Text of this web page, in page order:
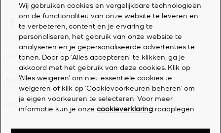
KLANTENSERVICE
MIJN ACCOUNT
BEDRIJF
Wij gebruiken cookies en vergelijkbare technologieën
om de functionaliteit van onze website te leveren en
te verbeteren, content en je ervaring te
personaliseren, het gebruik van onze website te
analyseren en je gepersonaliseerde advertenties te
tonen. Door op 'Alles accepteren' te klikken, ga je
akkoord met het gebruik van deze cookies. Klik op
‘Alles weigeren’ om niet-essentiële cookies te
weigeren of klik op ‘Cookievoorkeuren beheren’ om
je eigen voorkeuren te selecteren. Voor meer
informatie kun je onzecookieverklaring raadplegen.